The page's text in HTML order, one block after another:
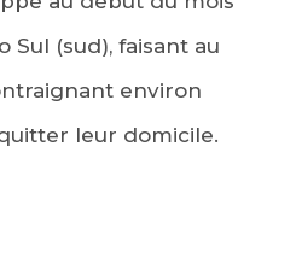
Sul (sud), faisant au
environ
leur domicile.